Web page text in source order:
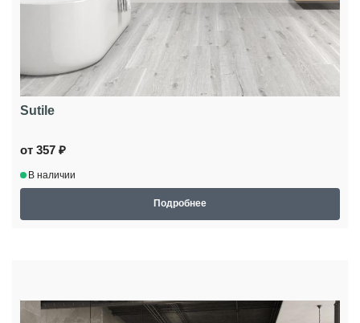
Sutile
от 357 ₽
В наличии
Подробнее